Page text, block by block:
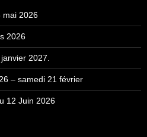
mai 2026
2026
2027.
– samedi 21 février
12 Juin 2026